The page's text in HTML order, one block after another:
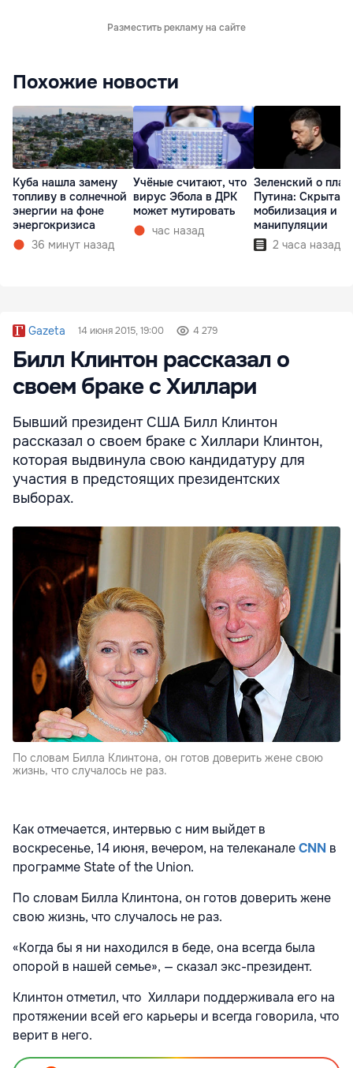
Разместить рекламу на сайте
Похожие новости
Куба нашла замену
топливу в солнечной
энергии на фоне
энергокризиса
36 минут назад
Учёные считают, что
вирус Эбола в ДРК
может мутировать
час назад
Зеленский о
Путина: Скрытая
мобилизация и
манипуляции
2 часа назад
Gazeta 14 июня 2015, 19:00 4 279
Билл Клинтон рассказал о
своем браке с Хиллари
Бывший президент США Билл Клинтон
рассказал о своем браке с Хиллари Клинтон,
которая выдвинула свою кандидатуру для
участия в предстоящих президентских
выборах.
По словам Билла Клинтона, он готов доверить жене свою
жизнь, что случалось не раз.
Как отмечается, интервью с ним выйдет в
воскресенье, 14 июня, вечером, на телеканалеCNN в
программе State of the Union.
По словам Билла Клинтона, он готов доверить жене
свою жизнь, что случалось не раз.
«Когда бы я ни находился в беде, она всегда была
опорой в нашей семье», — сказал экс-президент.
Клинтон отметил, что Хиллари поддерживала его на
протяжении всей его карьеры и всегда говорила, что
верит в него.